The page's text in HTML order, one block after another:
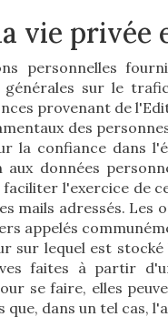
vie privée
personnelles
générales sur le
provenant de
des
la confiance dans
données
faciliter l'exercice de
mails adressés.
appelés
sur lequel est
faites à partir
se faire, elles
dans un tel cas,